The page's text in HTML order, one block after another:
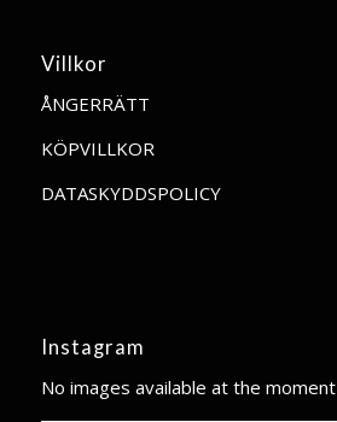
Villkor
ÅNGERRÄTT
KÖPVILLKOR
DATASKYDDSPOLICY
Instagram
No images available at the moment